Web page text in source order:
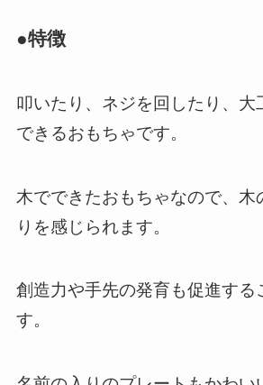
●特徴
叩いたり、ネジを回したり、大
できるおもちゃです。
木でできたおもちゃなので、木
りを感じられます。
創造力や手先の発育も促進する
す。